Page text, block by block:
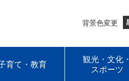
背景色変更
育て・教育
観光・文化・
スポーツ